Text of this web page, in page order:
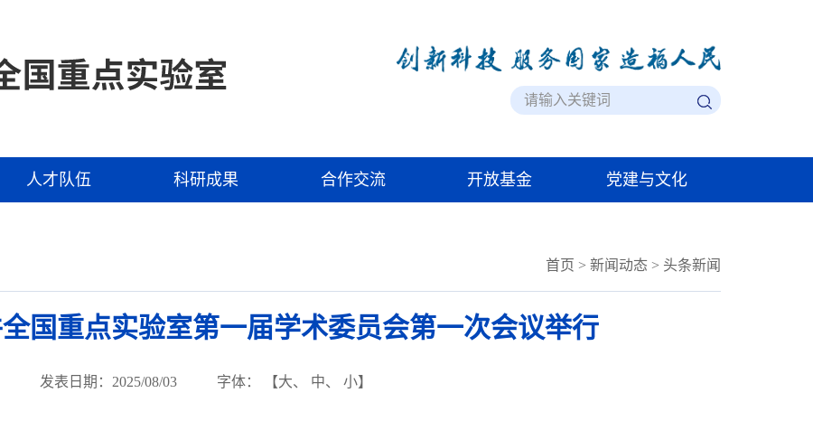
人才队伍 科研成果 合作交流 开放基金 党建与文化
首页 > 新闻动态 > 头条新闻
国重点实验室第一届学术委员会第一次会议举行
发表日期：2025/08/03 字体： 【大、 中、 小】